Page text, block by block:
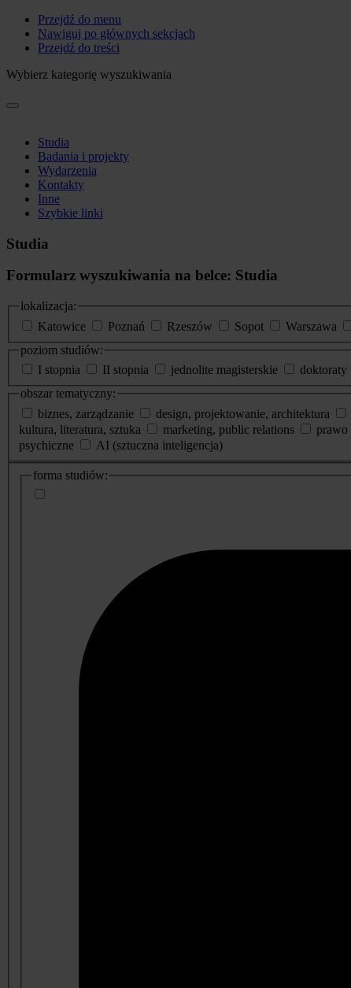
Przejdź do menu
Nawiguj po głównych sekcjach
Przejdź do treści
Wybierz kategorię wyszukiwania
Studia
Badania i projekty
Wydarzenia
Kontakty
Inne
Szybkie linki
Studia
Formularz wyszukiwania na belce: Studia
lokalizacja:
Katowice
Poznań Rzeszów Sopot Warszawa
poziom studiów:
I stopnia
II stopnia jednolite magisterskie doktoraty
obszar tematyczny:
biznes, zarządzanie
design, projektowanie, architektura
kultura, literatura, sztuka
marketing, public relations prawo
psychiczne
AI (sztuczna inteligencja)
dodatkowe
informacje
forma studiów: